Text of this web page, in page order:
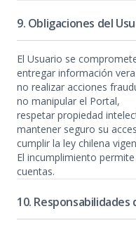
9. Obligaciones del
El Usuario se
entregar información
no realizar acciones
no manipular el Portal,
respetar propiedad
mantener seguro su
cumplir la ley chilena
El incumplimiento
cuentas.
10. Responsabilidades